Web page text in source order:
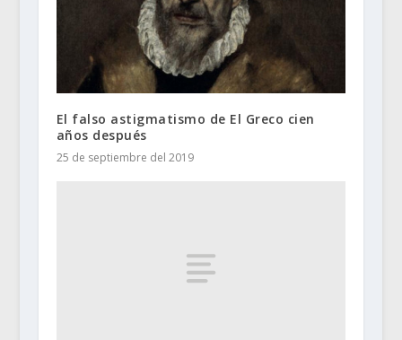
El falso astigmatismo de El Greco cien
años después
25 de septiembre del 2019